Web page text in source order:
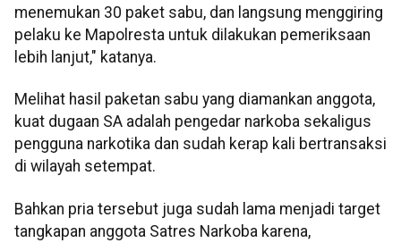
menemukan 30 paket sabu, dan langsung menggiring
pelaku ke Mapolresta untuk dilakukan pemeriksaan
lebih lanjut," katanya.
Melihat hasil paketan sabu yang diamankan anggota,
kuat dugaan SA adalah pengedar narkoba sekaligus
pengguna narkotika dan sudah kerap kali bertransaksi
di wilayah setempat.
Bahkan pria tersebut juga sudah lama menjadi target
tangkapan anggota Satres Narkoba karena,